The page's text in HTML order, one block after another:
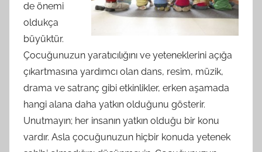
de önemi
oldukça
büyüktür.
Çocuğunuzun yaratıcılığını ve yeteneklerini açığa
çıkartmasına yardımcı olan dans, resim, müzik,
drama ve satranç gibi etkinlikler, erken aşamada
hangi alana daha yatkın olduğunu gösterir.
Unutmayın; her insanın yatkın olduğu bir konu
vardır. Asla çocuğunuzun hiçbir konuda yetenek